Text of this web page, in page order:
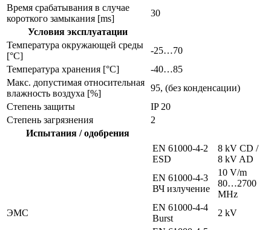
Время срабатывания в случае
короткого замыкания [ms]
30
Условия эксплуатации
Температура окружающей среды
[°C]
-25…70
Температура хранения [°C]
-40…85
Макс. допустимая относительная
влажность воздуха [%]
95, (без конденсации)
Степень защиты
IP 20
Степень загрязнения
2
Испытания / одобрения
ЭMC
EN 61000-4-2
ESD
8 kV CD /
8 kV AD
EN 61000-4-3
ВЧ излучение
10 V/m
80…2700
MHz
EN 61000-4-4
Burst
2 kV